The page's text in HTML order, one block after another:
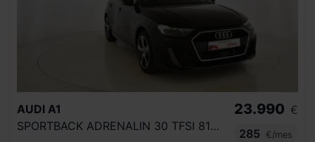
AUDI A1
SPORTBACK ADRENALIN 30 TFSI 81KW S TRON
23.990 €
285
€/mes